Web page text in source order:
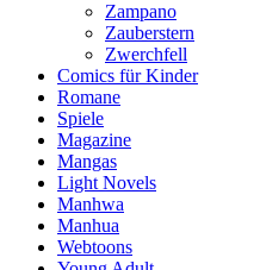
Zampano
Zauberstern
Zwerchfell
Comics für Kinder
Romane
Spiele
Magazine
Mangas
Light Novels
Manhwa
Manhua
Webtoons